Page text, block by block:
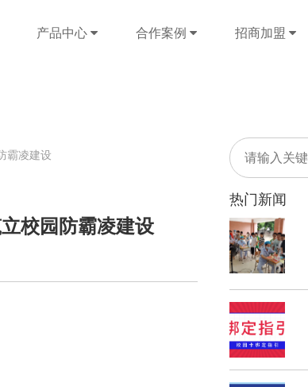
产品中心 合作案例 招商加盟
霸凌建设
校园防霸凌建设
热门新闻